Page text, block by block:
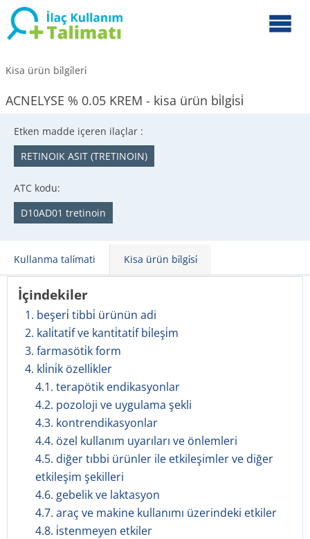
Kisa ürün bi̇lgi̇leri̇
ACNELYSE % 0.05 KREM - kisa ürün bi̇lgi̇si̇
Etken madde içeren ilaçlar :
RETINOIK ASIT (TRETINOIN)
ATC kodu:
D10AD01 tretinoin
Kullanma tali̇mati Kisa ürün bi̇lgi̇si̇
İçindekiler
1. beşeri̇ tibbi̇ ürünün adi
2. kali̇tati̇f ve kanti̇tati̇f bi̇leşi̇m
3. farmasöti̇k form
4. kli̇ni̇k özelli̇kler
4.1. terapötik endikasyonlar
4.2. pozoloji ve uygulama şekli
4.3. kontrendikasyonlar
4.4. özel kullanım uyarıları ve önlemleri
4.5. diğer tıbbi ürünler ile etkileşimler ve diğer
etkileşim şekilleri
4.6. gebelik ve laktasyon
4.7. araç ve makine kullanımı üzerindeki etkiler
4.8. i̇stenmeyen etkiler